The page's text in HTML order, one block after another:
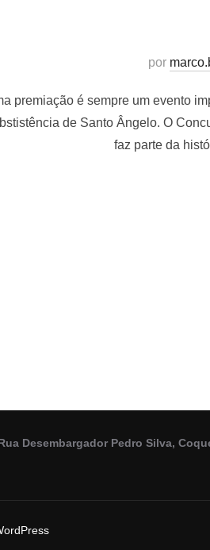
por
premiação é sempre um evento
de Santo Ângelo. O
faz parte da
Desembargador Pedro Silva,